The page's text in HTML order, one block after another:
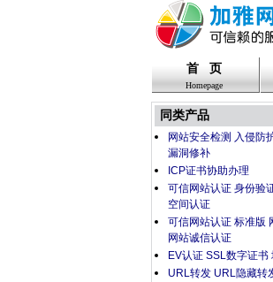
首 页
Homepage
同类产品
网站安全检测 入侵防
漏洞修补
ICP证书协助办理
可信网站认证 身份验
空间认证
可信网站认证 标准版
网站诚信认证
EV认证 SSL数字证书
URL转发 URL隐藏转